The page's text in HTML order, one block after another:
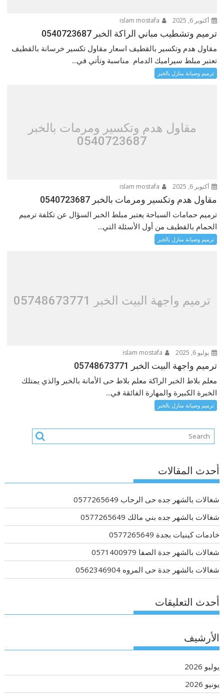
أكتوبر 6, 2025
ترميم وتشطيب مباني الراكة الخبر 0540723687
مقاول هدم وتكسير بالقطيف اسعار مقاول تكسير خرسانة بالقطيف
تعتبر مبلط سيراميك الدمام مناسبة وتأتي في...
ترميم وصيانة منازل بالخبر
مقاول هدم وتكسير ومرمات بالخبر
0540723687
أكتوبر 6, 2025
مقاول هدم وتكسير ومرمات بالخبر 0540723687
ترميم حمامات السباحة يعتبر مبلط الخبر السؤال عن تكلفة ترميم
الحمام بالقطيف من أول الأسئلة التي...
ترميم وصيانة منازل بالخبر
ترميم واجهة البيت الخبر 05748673771
يوليو 6, 2025
ترميم واجهة البيت الخبر 05748673771
معلم بلاط الخبر الراكة معلم بلاط حى الأمانة بالخبر والذي يمتلك
الخبرة الكبيرة والمهارة الفائقة في...
ترميم وصيانة منازل بالخبر
أحدث المقالات
شغالات بالشهر جده حى الرحاب 0577265649
شغالات بالشهر جده بني مالك 0577265649
خادمات كينيات بجدة 0577265649
شغالات بالشهر جدة الصفا 0571400979
شغالات بالشهر جدة حى المروه 0562346904
أحدث التعليقات
الأرشيف
يوليو 2026
يونيو 2026